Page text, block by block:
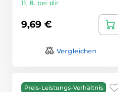
11. 8. bei dir
9,69 €
Vergleichen
Preis-Leistungs-Verhältnis